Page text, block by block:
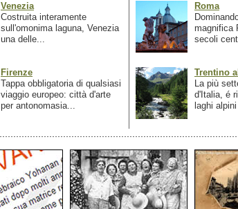
Venezia
Costruita interamente
sull'omonima laguna, Venezia
una delle...
Firenze
Tappa obbligatoria di qualsiasi
viaggio europeo: città d'arte
per antonomasia...
Roma
magnifica
secoli
Trentino
La più
d'Italia, é
laghi